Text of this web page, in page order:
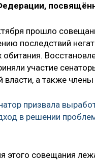
прошло
последствий
обитания.
участие
власти, а также
призвала
в решении
этого совещания